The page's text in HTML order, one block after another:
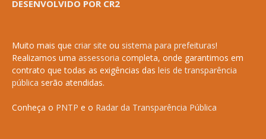
DESENVOLVIDO POR CR2
Muito mais que criar site ou sistema para prefeituras!
Realizamos uma assessoria completa, onde garantimos em
contrato que todas as exigências das leis de transparência
pública serão atendidas.
Conheça o PNTP e o Radar da Transparência Pública